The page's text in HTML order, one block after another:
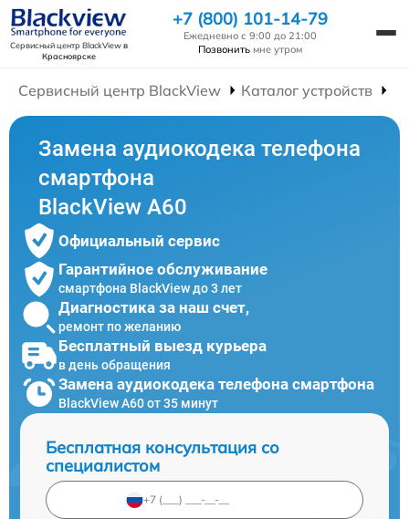
Сервисный центр BlackViewв
Красноярске
+7 (800) 101-14-79
Ежедневно с 9:00 до 21:00
Позвонить мне утром
Сервисный центр BlackView Каталог устройств
Замена аудиокодека телефона
смартфона
BlackView A60
Официальный сервис
Гарантийное обслуживание
смартфона BlackView до 3 лет
Диагностика за наш счет,
ремонт по желанию
Бесплатный выезд курьера
в день обращения
Замена аудиокодека телефона смартфона
BlackView A60 от 35 минут
Бесплатная консультация со
специалистом